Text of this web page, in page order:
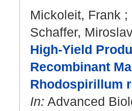
Mickoleit, Frank ;
Schaffer,
High‐Yield
Recombinant
Rhodospirillum
In: Advanced